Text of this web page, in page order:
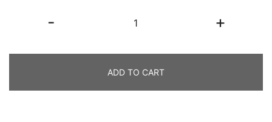
-
Alegria
+
ADD TO CART